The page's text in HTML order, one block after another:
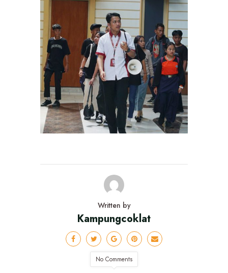
Written by
Kampungcoklat
No Comments